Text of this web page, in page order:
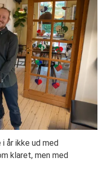
år ikke ud med
klaret, men med